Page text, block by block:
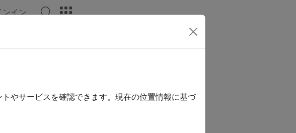
ンイン
MATLAB Answers
shall include thestaticstorage class specifier
やサービスを確認できます。現在の位置情報に基づ